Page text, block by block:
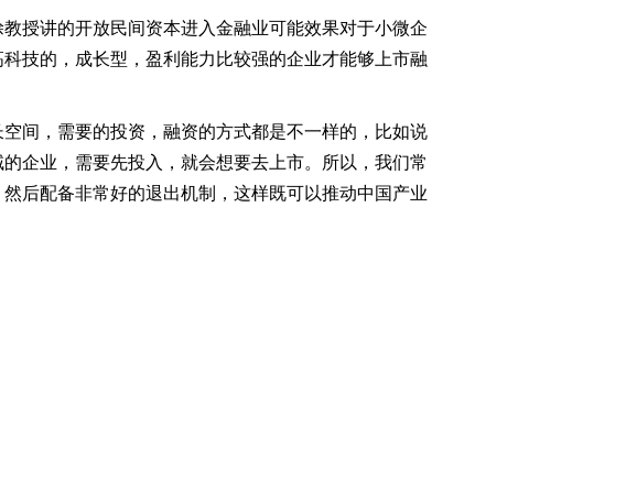
授讲的开放民间资本进入金融业可能效果对于小微企
技的，成长型，盈利能力比较强的企业才能够上市融
间，需要的投资，融资的方式都是不一样的，比如说
企业，需要先投入，就会想要去上市。所以，我们常
后配备非常好的退出机制，这样既可以推动中国产业